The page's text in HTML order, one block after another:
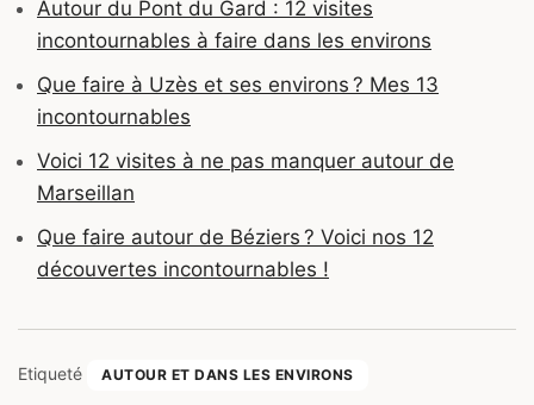
Autour du Pont du Gard : 12 visites
incontournables à faire dans les environs
Que faire à Uzès et ses environs ? Mes 13
incontournables
Voici 12 visites à ne pas manquer autour de
Marseillan
Que faire autour de Béziers ? Voici nos 12
découvertes incontournables !
Etiqueté AUTOUR ET DANS LES ENVIRONS